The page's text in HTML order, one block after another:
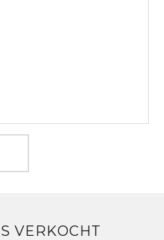
VERKOCHT